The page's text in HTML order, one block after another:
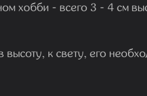
хобби - всего 3 - 4 см
к свету, его